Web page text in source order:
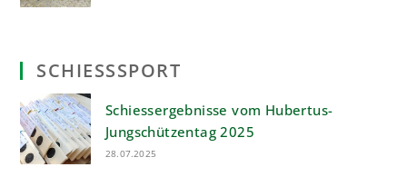
SCHIESSSPORT
Schiessergebnisse vom Hubertus-
Jungschützentag 2025
28.07.2025